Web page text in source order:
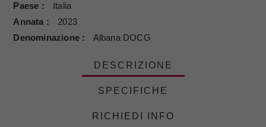
Paese
Italia
Annata
2023
Denominazione
Albana DOCG
DESCRIZIONE
SPECIFICHE
RICHIEDI INFO